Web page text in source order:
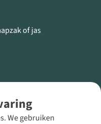
We gebruiken
of jas